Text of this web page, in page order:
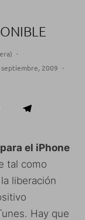
·
2009 ·
el iPhone
tal como
liberación
Hay que